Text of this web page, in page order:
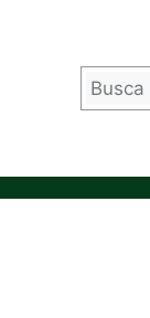
Buscar